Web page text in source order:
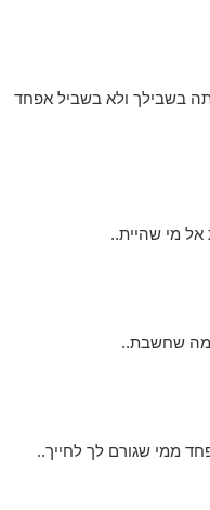
בשבילך ולא בשביל אפחד
אל מי שהיית..
מה שחשבת..
ממי שגורם לך לחייך..